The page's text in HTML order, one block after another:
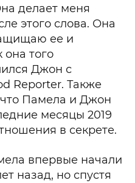
делает меня
этого слова. Она
ее и
она того
Джон с
Reporter. Также
Памела и Джон
месяцы 2019
в секрете.
впервые начали
назад, но спустя